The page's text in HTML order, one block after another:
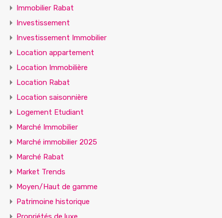
Immobilier Rabat
Investissement
Investissement Immobilier
Location appartement
Location Immobilière
Location Rabat
Location saisonnière
Logement Etudiant
Marché Immobilier
Marché immobilier 2025
Marché Rabat
Market Trends
Moyen/Haut de gamme
Patrimoine historique